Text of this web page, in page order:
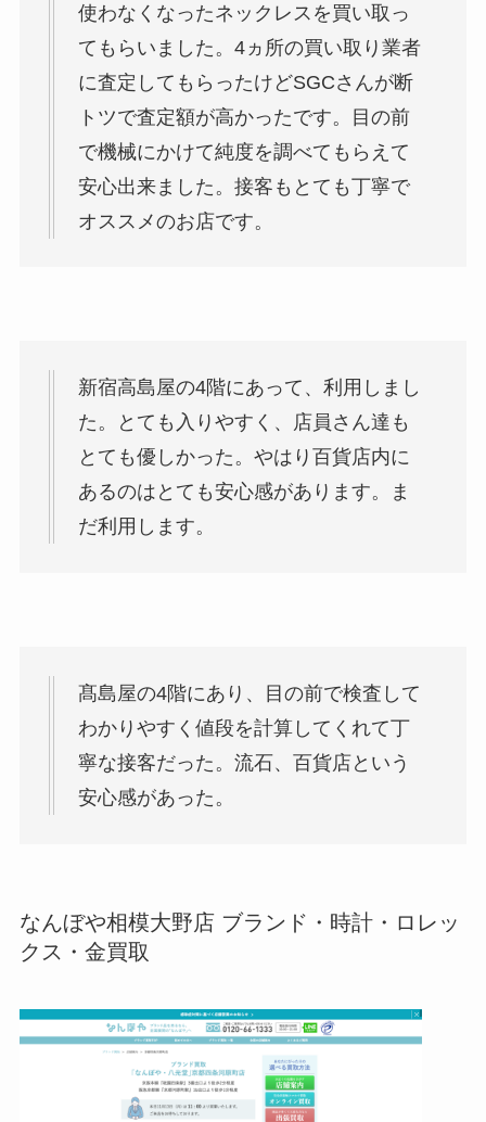
使わなくなったネックレスを買い取っ
てもらいました。4ヵ所の買い取り業者
に査定してもらったけどSGCさんが断
トツで査定額が高かったです。目の前
で機械にかけて純度を調べてもらえて
安心出来ました。接客もとても丁寧で
オススメのお店です。
新宿高島屋の4階にあって、利用しまし
た。とても入りやすく、店員さん達も
とても優しかった。やはり百貨店内に
あるのはとても安心感があります。ま
だ利用します。
髙島屋の4階にあり、目の前で検査して
わかりやすく値段を計算してくれて丁
寧な接客だった。流石、百貨店という
安心感があった。
なんぼや相模大野店 ブランド・時計・ロレッ
クス・金買取